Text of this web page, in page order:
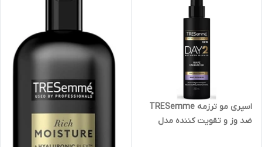
اسپری مو ترزمه TRESemme
ضد وز و تقویت کننده مدل